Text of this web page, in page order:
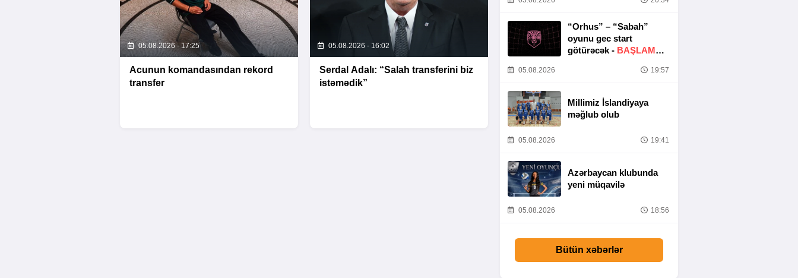
05.08.2026 - 17:25
Acunun komandasından rekord
transfer
05.08.2026 - 16:02
Serdal Adalı: “Salah transferini biz
istəmədik”
“Orhus” – “Sabah”
oyunu gec start
götürəcək - BAŞLAMA
05.08.2026 19:57
Millimiz İslandiyaya
məğlub olub
05.08.2026 19:41
Azərbaycan klubunda
yeni müqavilə
05.08.2026 18:56
Bütün xəbərlər